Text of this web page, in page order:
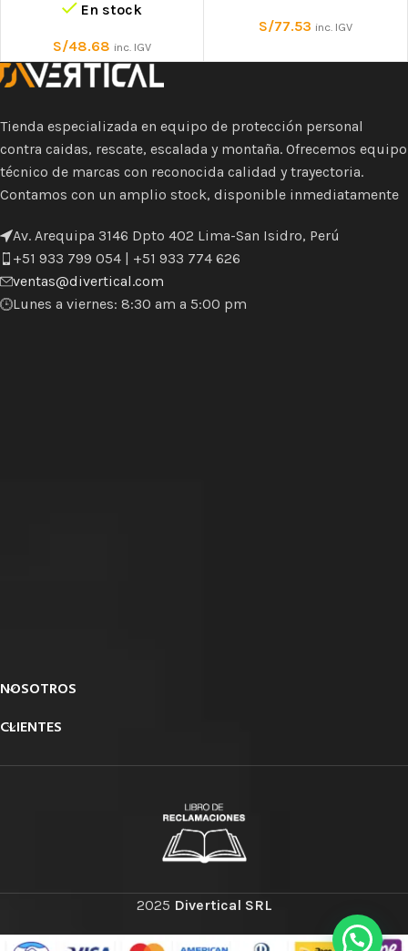
En stock
S/48.68 inc. IGV
S/77.53 inc. IGV
Tienda especializada en equipo de protección personal
contra caidas, rescate, escalada y montaña. Ofrecemos equipo
técnico de marcas con reconocida calidad y trayectoria.
Contamos con un amplio stock, disponible inmediatamente
Av. Arequipa 3146 Dpto 402 Lima-San Isidro, Perú
+51 933 799 054 | +51 933 774 626
ventas@divertical.com
Lunes a viernes: 8:30 am a 5:00 pm
NOSOTROS
CLIENTES
2025 Divertical SRL